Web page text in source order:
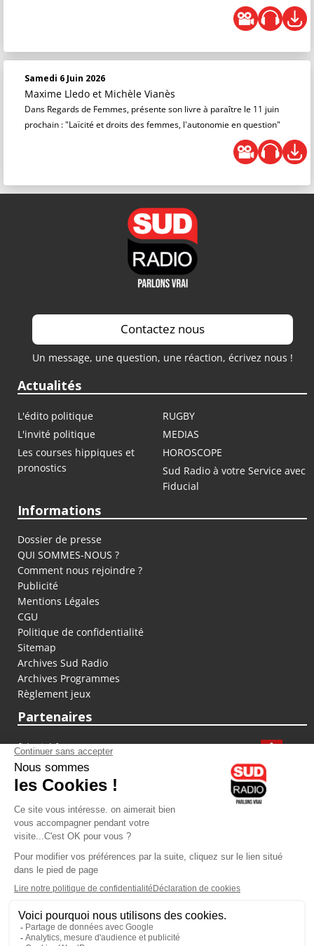
Samedi 6 Juin 2026
Maxime Lledo et Michèle Vianès
Dans Regards de Femmes, présente son livre à paraître le 11 juin
prochain : "Laïcité et droits des femmes, l'autonomie en question"
Contactez nous
Un message, une question, une réaction, écrivez nous !
Actualités
L'édito politique
RUGBY
L'invité politique
MEDIAS
Les courses hippiques et
pronostics
HOROSCOPE
Sud Radio à votre Service avec
Fiducial
Informations
Dossier de presse
QUI SOMMES-NOUS ?
Comment nous rejoindre ?
Publicité
Mentions Légales
CGU
Politique de confidentialité
Sitemap
Archives Sud Radio
Archives Programmes
Règlement jeux
Partenaires
fiducial.fr
lyoncapitale.fr
olympique-et-lyonnais.com
L'application Iphone / Android
Téléchargez l'application
Les cookies
Gestion des cookies